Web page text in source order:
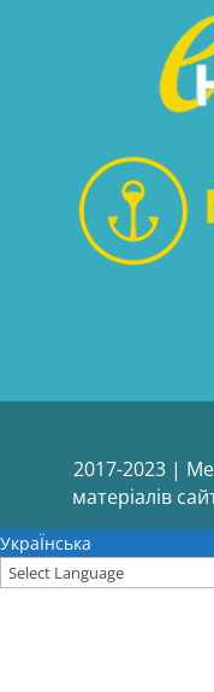
2017-2023 |
матеріалів
УкраЇнська